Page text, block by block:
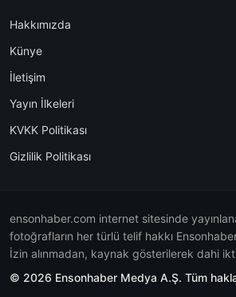
Hakkımızda
Künye
İletişim
Yayın İlkeleri
KVKK Politikası
Gizlilik Politikası
ensonhaber.com internet sitesinde
fotoğrafların her türlü telif hakkı
İzin alınmadan, kaynak gösterilerek dahi
© 2026 Ensonhaber Medya A.Ş. Tüm